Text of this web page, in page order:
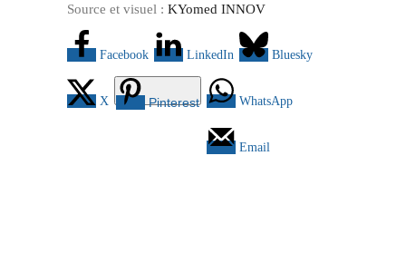
Source et visuel : KYomed INNOV
Facebook LinkedIn Bluesky
X Pinterest WhatsApp
Email